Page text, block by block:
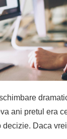
ani pretul era
decizie. Daca